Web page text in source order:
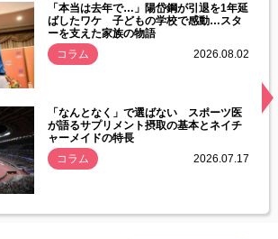
「本当は去年で…」陽岱鋼が引退を1年延
ばしたワケ 子どもの学校で感動…スタ
ーを支えた家族の物語
コラム
2026.08.02
「なんとなく」で選ばない スポーツ医
が語るサプリメント摂取の基本とネイチ
ャーメイドの特長
コラム
2026.07.17